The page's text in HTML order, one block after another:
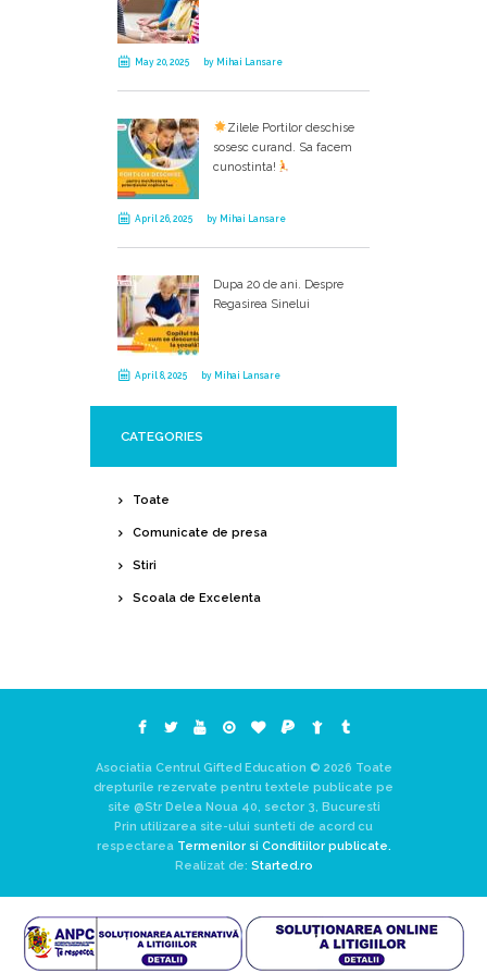
May 20, 2025 by Mihai Lansare
Zilele Portilor deschise
sosesc curand. Sa facem
cunostinta!
April 26, 2025 by Mihai Lansare
Dupa 20 de ani. Despre
Regasirea Sinelui
April 8, 2025 by Mihai Lansare
CATEGORIES
Toate
Comunicate de presa
Stiri
Scoala de Excelenta
Asociatia Centrul Gifted Education © 2026 Toate
drepturile rezervate pentru textele publicate pe
site @Str Delea Noua 40, sector 3, Bucuresti
Prin utilizarea site-ului sunteti de acord cu
respectarea Termenilor si Conditiilor publicate.
Realizat de: Started.ro